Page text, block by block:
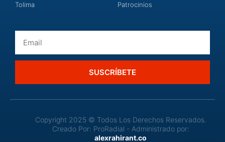
Tolima
Patrocinios
SUSCRÍBETE
Copyright 2025 © Todos Los Derechos Reservados.
Creado Por: ProRadial - Administrado por:
alexrahirant.co